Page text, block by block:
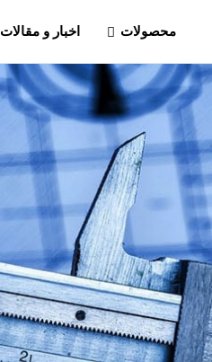
محصولات
طراحی انواع خطوط تولید
اخبار و مقالات